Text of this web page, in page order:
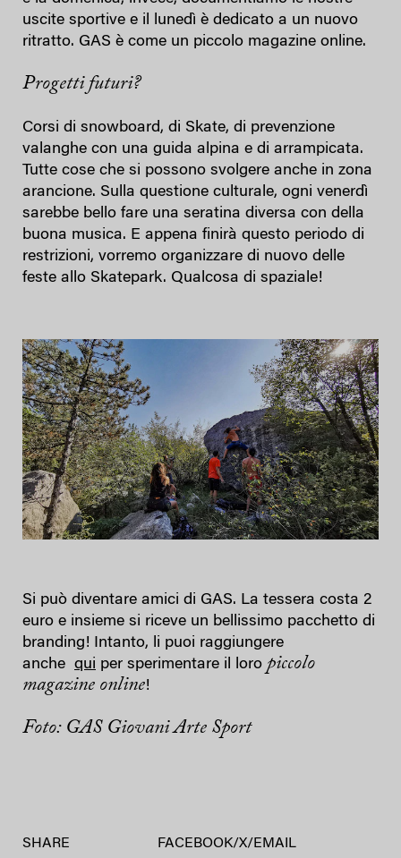
uscite sportive e il lunedì è dedicato a un nuovo
ritratto. GAS è come un piccolo magazine online.
Progetti futuri?
Corsi di snowboard, di Skate, di prevenzione
valanghe con una guida alpina e di arrampicata.
Tutte cose che si possono svolgere anche in zona
arancione. Sulla questione culturale, ogni venerdì
sarebbe bello fare una seratina diversa con della
buona musica. E appena finirà questo periodo di
restrizioni, vorremo organizzare di nuovo delle
feste allo Skatepark. Qualcosa di spaziale!
Si può diventare amici di GAS. La tessera costa 2
euro e insieme si riceve un bellissimo pacchetto di
branding! Intanto, li puoi raggiungere
anche qui per sperimentare il loro piccolo
magazine online!
Foto: GAS Giovani Arte Sport
SHARE FACEBOOK/X/ EMAIL